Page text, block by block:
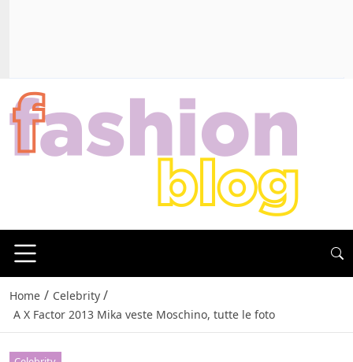
Home / Celebrity /
A X Factor 2013 Mika veste Moschino, tutte le foto